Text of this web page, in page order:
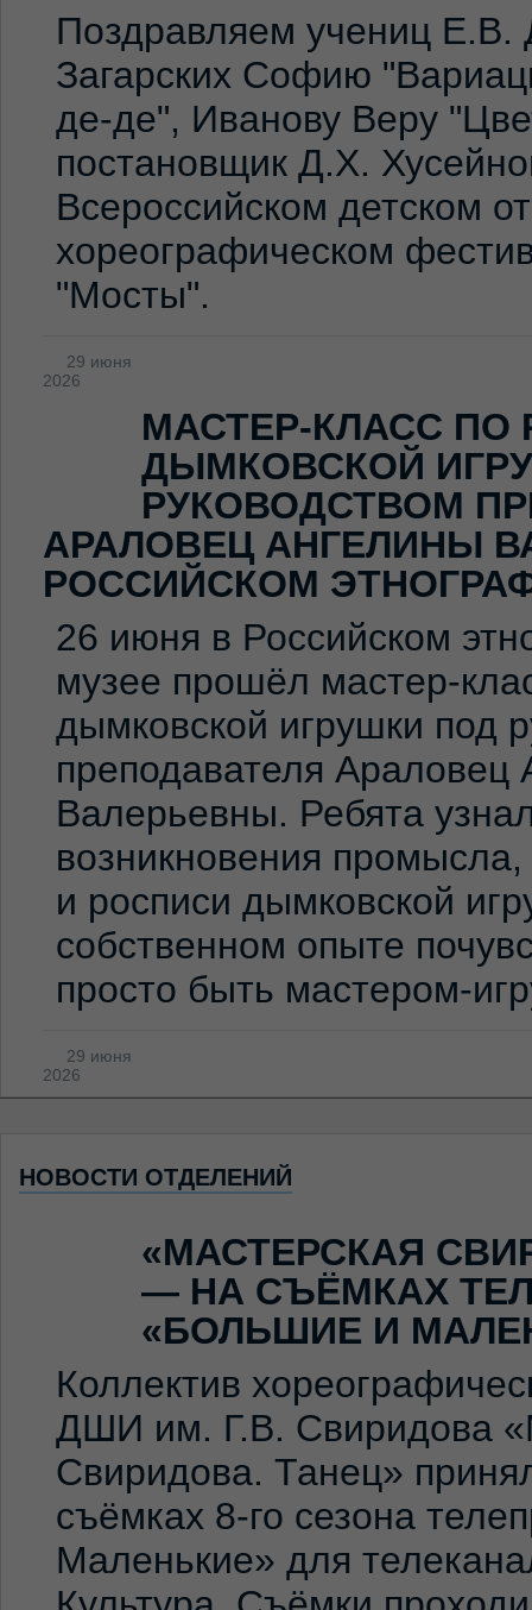
Поздравляем учениц Е.В.
Загарских Софию
де-де", Иванову Веру
постановщик Д.Х.
Всероссийском детском
хореографическом
"Мосты".
29 июня
2026
МАСТЕР-КЛАСС ПО
ДЫМКОВСКОЙ
РУКОВОДСТВОМ
АРАЛОВЕЦ АНГЕЛИНЫ
РОССИЙСКОМ
26 июня в Российском
музее прошёл мастер-
дымковской игрушки под
преподавателя Араловец
Валерьевны. Ребята
возникновения
и росписи дымковской
собственном опыте
просто быть мастером-
29 июня
2026
НОВОСТИ ОТДЕЛЕНИЙ
«МАСТЕРСКАЯ
— НА СЪЁМКАХ
«БОЛЬШИЕ И
Коллектив
ДШИ им. Г.В. Свиридова
Свиридова. Танец»
съёмках 8-го сезона
Маленькие» для